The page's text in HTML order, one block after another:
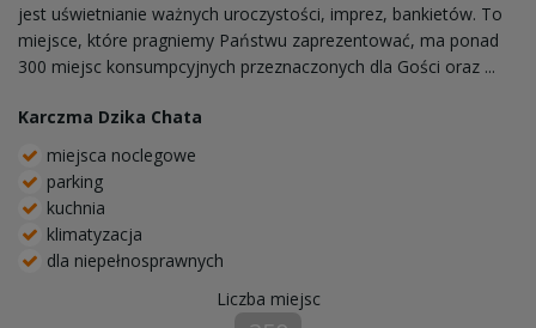
jest uświetnianie ważnych uroczystości, imprez, bankietów. To
miejsce, które pragniemy Państwu zaprezentować, ma ponad
300 miejsc konsumpcyjnych przeznaczonych dla Gości oraz ...
Karczma Dzika Chata
miejsca noclegowe
parking
kuchnia
klimatyzacja
dla niepełnosprawnych
Liczba miejsc